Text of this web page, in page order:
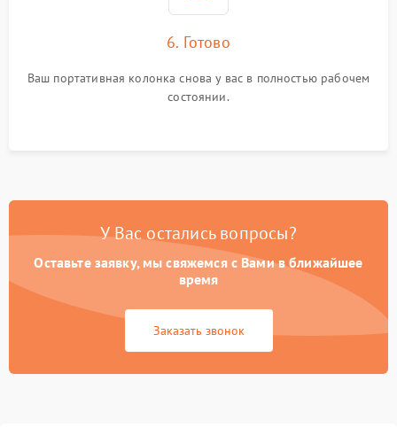
6. Готово
Ваш портативная колонка снова у вас в полностью рабочем
состоянии.
У Вас остались вопросы?
Оставьте заявку, мы свяжемся с Вами в ближайшее
время
Заказать звонок